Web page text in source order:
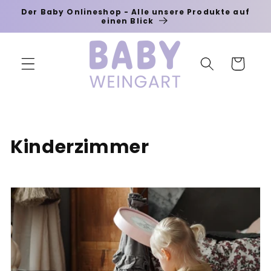
zum
Der Baby Onlineshop - Alle unsere Produkte auf
einen Blick
Warenkorb
K
t
e
g
o
Kinderzimmer